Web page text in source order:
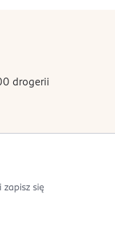
drogerii
się